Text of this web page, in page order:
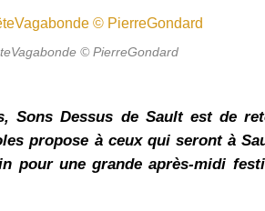
© PierreGondard
Sons Dessus de Sault est de
propose à ceux qui seront à
pour une grande après-midi